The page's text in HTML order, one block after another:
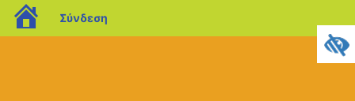
blogs.sch.gr
Σύνδεση